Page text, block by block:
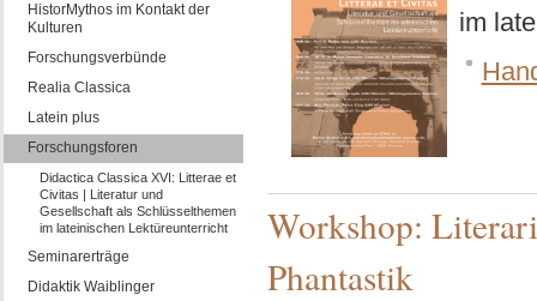
HistorMythos im Kontakt der
Kulturen
Forschungsverbünde
Realia Classica
Latein plus
Forschungsforen
Didactica Classica XVI: Litterae et
Civitas | Literatur und
Gesellschaft als Schlüsselthemen
im lateinischen Lektüreunterricht
Seminarerträge
Didaktik Waiblinger
im
Workshop:
Phantastik